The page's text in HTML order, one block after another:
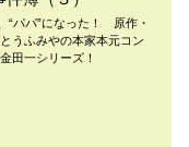
“パパ”になった！ 原作・
うふみやの本家本元コン
田一シリーズ！